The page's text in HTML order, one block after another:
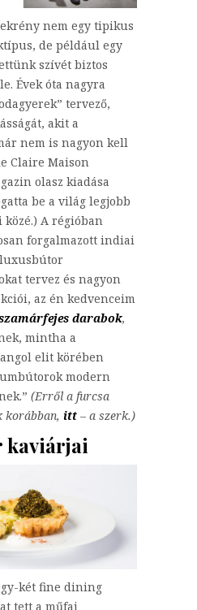
nem egy tipikus
de például egy
szívét biztos
Évek óta nagyra
tervező,
akit a
nem is nagyon kell
Claire Maison
olasz kiadása
be a világ legjobb
A régióban
forgalmazott indiai
tervez és nagyon
az én kedvenceim
darabok,
mintha a
elit körében
modern
(Erről a furcsa
itt – a szerk.)
kaviárjai
két fine dining
tett a műfaj